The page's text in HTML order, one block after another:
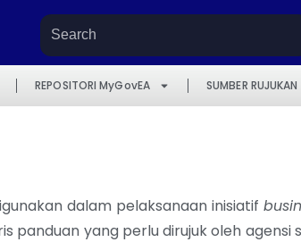
REPOSITORI MyGovEA SUMBER RUJUKAN
dalam pelaksanaan inisiatif
panduan yang perlu dirujuk oleh agensi